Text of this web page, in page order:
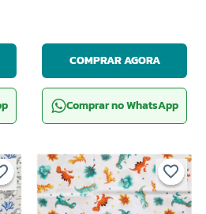
COMPRAR AGORA
Comprar no WhatsApp